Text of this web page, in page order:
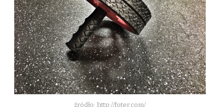
źródło: http://foter.com/